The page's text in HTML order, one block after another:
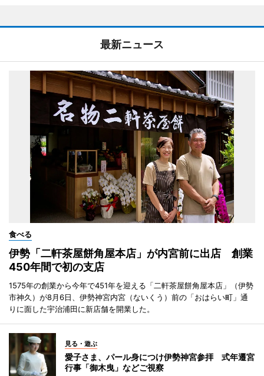
最新ニュース
食べる
伊勢「二軒茶屋餅角屋本店」が内宮前に出店 創業
450年間で初の支店
1575年の創業から今年で451年を迎える「二軒茶屋餅角屋本店」（伊勢
市神久）が8月6日、伊勢神宮内宮（ないくう）前の「おはらい町」通
りに面した宇治浦田に新店舗を開業した。
見る・遊ぶ
愛子さま、パール身につけ伊勢神宮参拝 式年遷宮
行事「御木曳」などご視察